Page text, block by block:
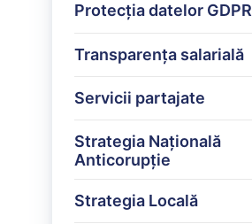
Protecția datelor GDPR
Transparența salarială
Servicii partajate
Strategia Națională
Anticorupție
Strategia Locală